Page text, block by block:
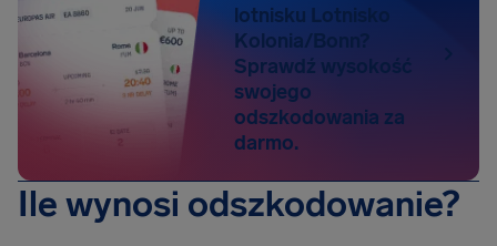
lotnisku Lotnisko
Kolonia/Bonn?
Sprawdź wysokość
swojego
odszkodowania za
darmo.
Ile wynosi odszkodowanie?